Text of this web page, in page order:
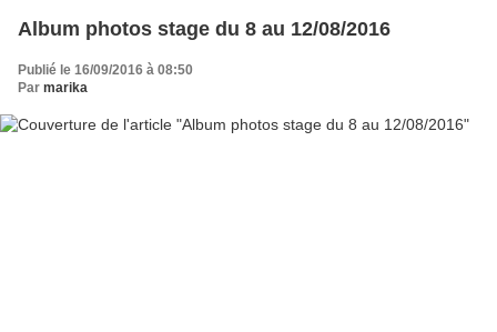
Album photos stage du 8 au 12/08/2016
Publié le 16/09/2016 à 08:50
Par marika